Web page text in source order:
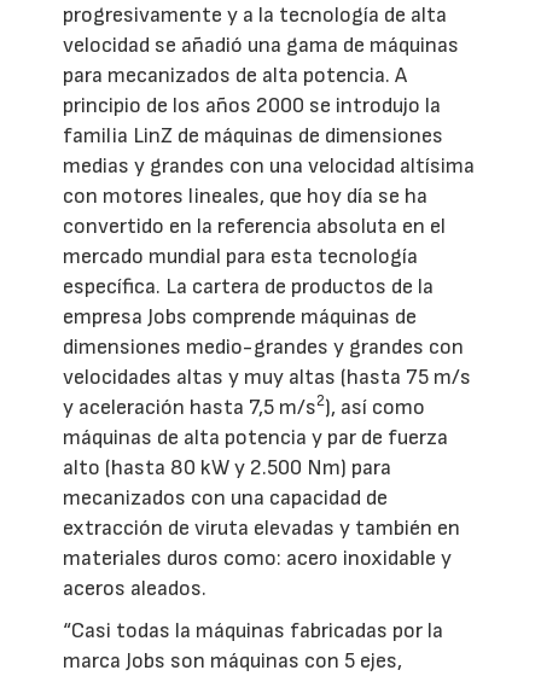
progresivamente y a la tecnología de alta
velocidad se añadió una gama de máquinas
para mecanizados de alta potencia. A
principio de los años 2000 se introdujo la
familia LinZ de máquinas de dimensiones
medias y grandes con una velocidad altísima
con motores lineales, que hoy día se ha
convertido en la referencia absoluta en el
mercado mundial para esta tecnología
específica. La cartera de productos de la
empresa Jobs comprende máquinas de
dimensiones medio-grandes y grandes con
velocidades altas y muy altas (hasta 75 m/s
y aceleración hasta 7,5 m/s2), así como
máquinas de alta potencia y par de fuerza
alto (hasta 80 kW y 2.500 Nm) para
mecanizados con una capacidad de
extracción de viruta elevadas y también en
materiales duros como: acero inoxidable y
aceros aleados.
“Casi todas la máquinas fabricadas por la
marca Jobs son máquinas con 5 ejes,